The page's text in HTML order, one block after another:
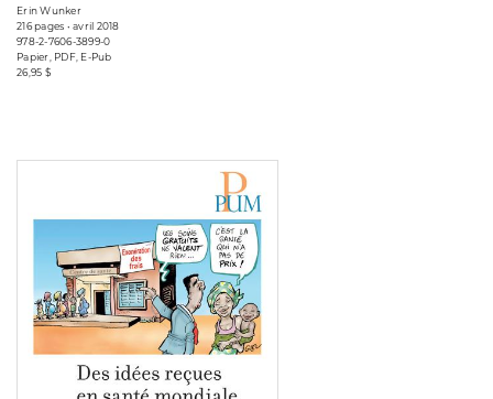
Erin Wunker
216 pages • avril 2018
978-2-7606-3899-0
Papier, PDF, E-Pub
26,95 $